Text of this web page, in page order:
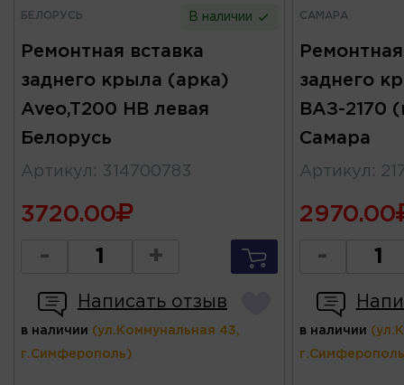
БЕЛОРУСЬ В наличии
Ремонтная вставка
заднего крыла (арка)
Aveo,T200 HB левая
Белорусь
Артикул : 314700783
3720.00
- +
Написать отзыв
в наличии (ул.Коммунальная 43,
г.Симферополь)
САМАРА
заднего
ВАЗ-2170
Самара
Артикул :
2970.00
-
в наличии